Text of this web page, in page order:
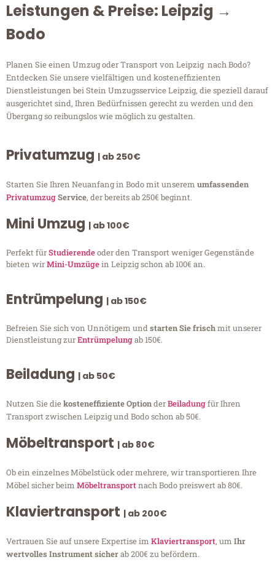
Leistungen & Preise: Leipzig →
Bodo
Planen Sie einen Umzug oder Transport von Leipzig nach Bodo?
Entdecken Sie unsere vielfältigen und kosteneffizienten
Dienstleistungen bei Stein Umzugsservice Leipzig, die speziell darauf
ausgerichtet sind, Ihren Bedürfnissen gerecht zu werden und den
Übergang so reibungslos wie möglich zu gestalten.
Privatumzug | ab 250€
Starten Sie Ihren Neuanfang in Bodo mit unserem umfassenden
PrivatumzugService, der bereits ab 250€ beginnt.
Mini Umzug | ab 100€
Perfekt fürStudierendeoder den Transport weniger Gegenstände
bieten wirMini-Umzügein Leipzig schon ab 100€ an.
Entrümpelung | ab 150€
Befreien Sie sich von Unnötigem undstarten Sie frischmit unserer
Dienstleistung zurEntrümpelungab 150€.
Beiladung | ab 50€
Nutzen Sie diekosteneffiziente OptionderBeiladungfür Ihren
Transport zwischen Leipzig und Bodo schon ab 50€.
Möbeltransport | ab 80€
Ob ein einzelnes Möbelstück oder mehrere, wir transportieren Ihre
Möbel sicher beim Möbeltransportnach Bodo preiswert ab 80€.
Klaviertransport | ab 200€
Vertrauen Sie auf unsere Expertise im Klaviertransport, um Ihr
wertvolles Instrument sicherab 200€ zu befördern.